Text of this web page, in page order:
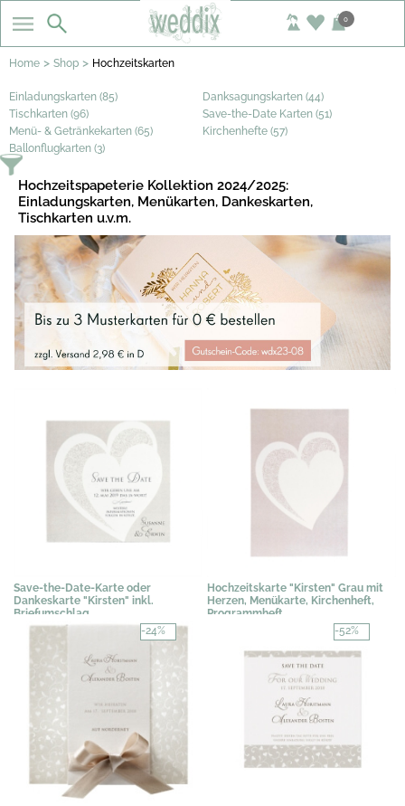
0
Home > Shop > Hochzeitskarten
Einladungskarten (85)
Danksagungskarten (44)
Tischkarten (96)
Save-the-Date Karten (51)
Menü- & Getränkekarten (65)
Kirchenhefte (57)
Ballonflugkarten (3)
Hochzeitspapeterie Kollektion 2024/2025:
Einladungskarten, Menükarten, Dankeskarten,
Tischkarten u.v.m.
Save-the-Date-Karte oder
Dankeskarte "Kirsten" inkl.
Briefumschlag
0,67 €*
Hochzeitskarte "Kirsten" Grau mit
Herzen, Menükarte, Kirchenheft,
Programmheft
-24% -52%